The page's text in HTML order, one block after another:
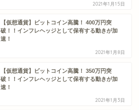
2021年1月15日
【仮想通貨】ビットコイン高騰！ 400万円突
破！！インフレヘッジとして保有する動きが加
速！
2021年1月8日
【仮想通貨】ビットコイン高騰！ 350万円突
破！！インフレヘッジとして保有する動きが加
速！
2021年1月3日